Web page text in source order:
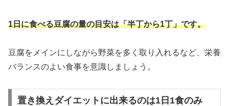
1日に食べる豆腐の量の目安は「半丁から1丁」です。
豆腐をメインにしながら野菜を多く取り入れるなど、栄養
バランスのよい食事を意識しましょう。
置き換えダイエットに出来るのは1日1食のみ